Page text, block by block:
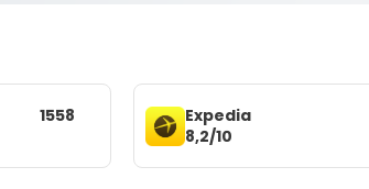
1558
Expedia
8,2/10